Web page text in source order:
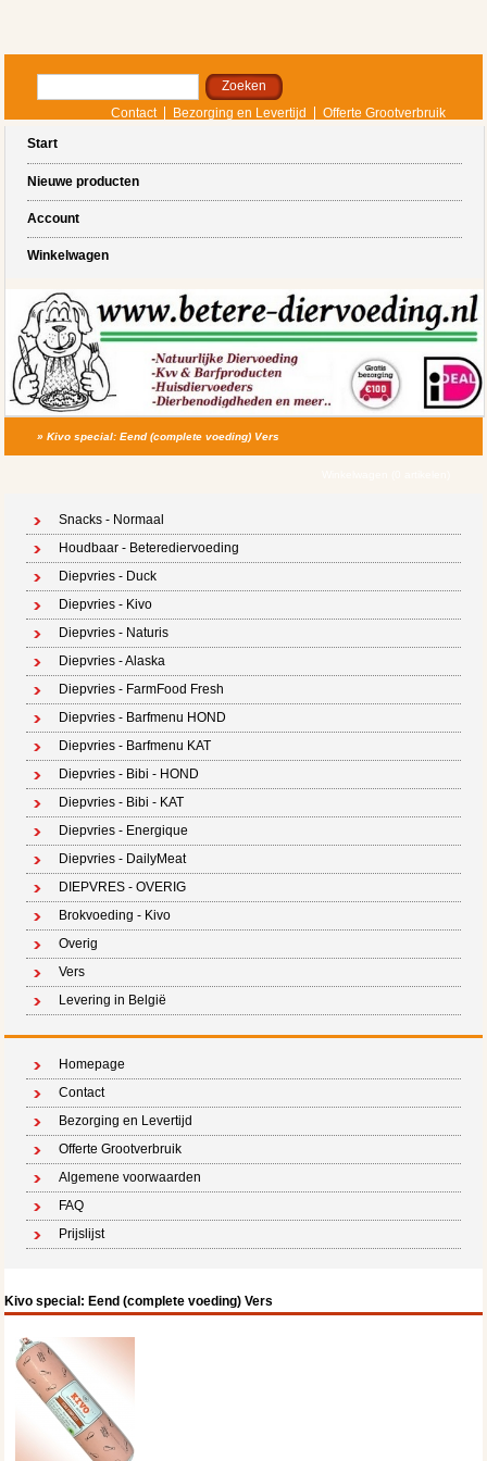
Contact Bezorging en Levertijd
Offerte Grootverbruik
Start
Nieuwe producten
Account
Winkelwagen
»Kivo special: Eend (complete voeding) Vers
Snacks - Normaal
Houdbaar - Beterediervoeding
Diepvries - Duck
Diepvries - Kivo
Diepvries - Naturis
Diepvries - Alaska
Diepvries - FarmFood Fresh
Diepvries - Barfmenu HOND
Diepvries - Barfmenu KAT
Diepvries - Bibi - HOND
Diepvries - Bibi - KAT
Diepvries - Energique
Diepvries - DailyMeat
DIEPVRES - OVERIG
Brokvoeding - Kivo
Overig
Vers
Levering in België
Homepage
Contact
Bezorging en Levertijd
Offerte Grootverbruik
Algemene voorwaarden
FAQ
Prijslijst
Kivo special: Eend (complete voeding) Vers